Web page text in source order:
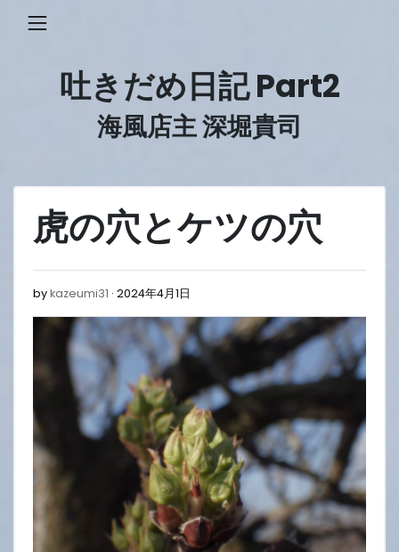
吐きだめ日記 Part2
海風店主 深堀貴司
虎の穴とケツの穴
bykazeumi31 2024年4月1日
4
月
1